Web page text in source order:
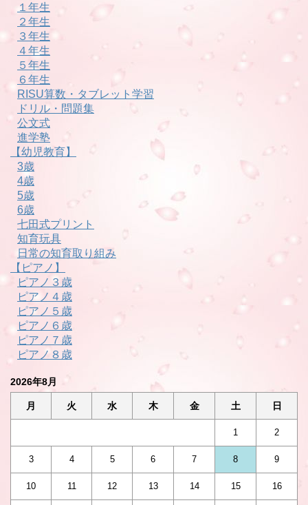
１年生
２年生
３年生
４年生
５年生
６年生
RISU算数・タブレット学習
ドリル・問題集
公文式
進学塾
【幼児教育】
3歳
4歳
5歳
6歳
七田式プリント
知育玩具
日常の知育取り組み
【ピアノ】
ピアノ３歳
ピアノ４歳
ピアノ５歳
ピアノ６歳
ピアノ７歳
ピアノ８歳
2026年8月
月 火 水 木 金 土 日
1 2
3 4 5 6 7 8 9
10 11 12 13 14 15 16